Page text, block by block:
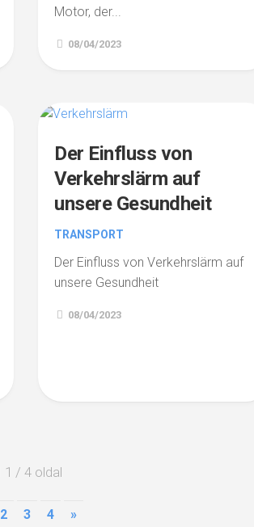
Motor, der...
08/04/2023
Der Einfluss von
Verkehrslärm auf
unsere Gesundheit
TRANSPORT
Der Einfluss von Verkehrslärm auf
unsere Gesundheit
08/04/2023
1 / 4 oldal
2 3 4 »